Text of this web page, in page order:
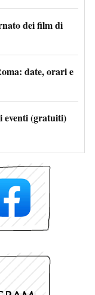
dei film di
date, orari e
eventi (gratuiti)